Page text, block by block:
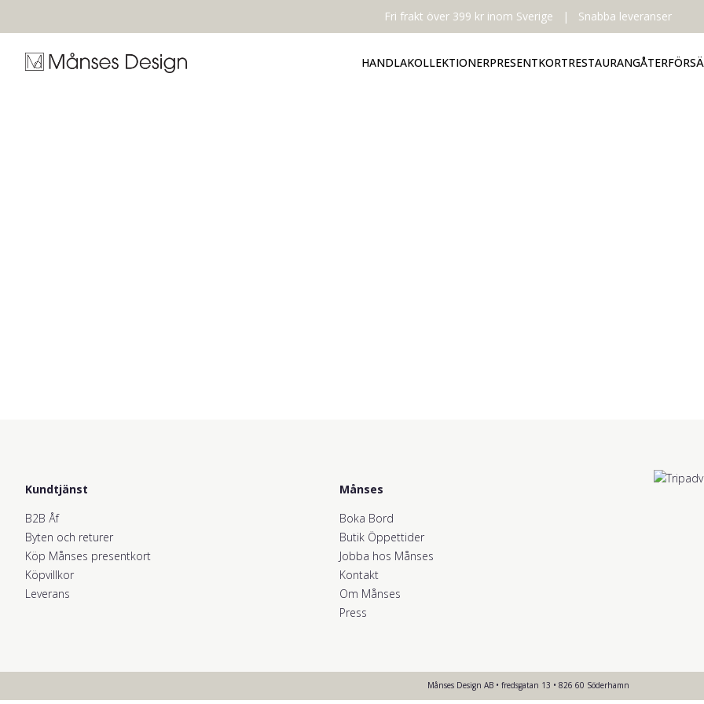
Fri frakt över 399 kr inom Sverige | Snabba leveranser
HANDLAKOLLEKTIONERPRESENTKORTRESTAURANG
Kundtjänst
B2B Åf
Byten och returer
Köp Månses presentkort
Köpvillkor
Leverans
Månses
Boka Bord
Butik Öppettider
Jobba hos Månses
Kontakt
Om Månses
Press
Månses Design AB • fredsgatan 13 • 826 60 Söderhamn